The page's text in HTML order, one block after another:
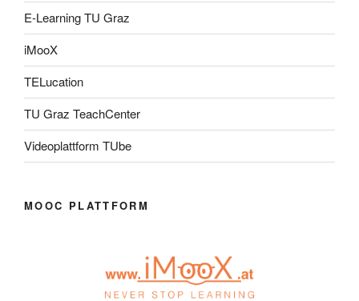
E-Learning TU Graz
iMooX
TELucation
TU Graz TeachCenter
Videoplattform TUbe
MOOC PLATTFORM